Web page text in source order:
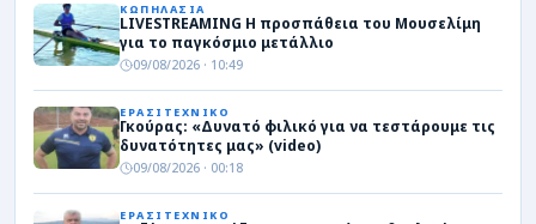
ΚΩΠΗΛΑΣΙΑ
LIVESTREAMING Η προσπάθεια του Μουσελίμη
για το παγκόσμιο μετάλλιο
09/08/2026 · 10:49
ΕΡΑΣΙΤΕΧΝΙΚΟ
Γκούρας: «Δυνατό φιλικό για να τεστάρουμε τις
δυνατότητες μας» (video)
09/08/2026 · 00:18
ΕΡΑΣΙΤΕΧΝΙΚΟ